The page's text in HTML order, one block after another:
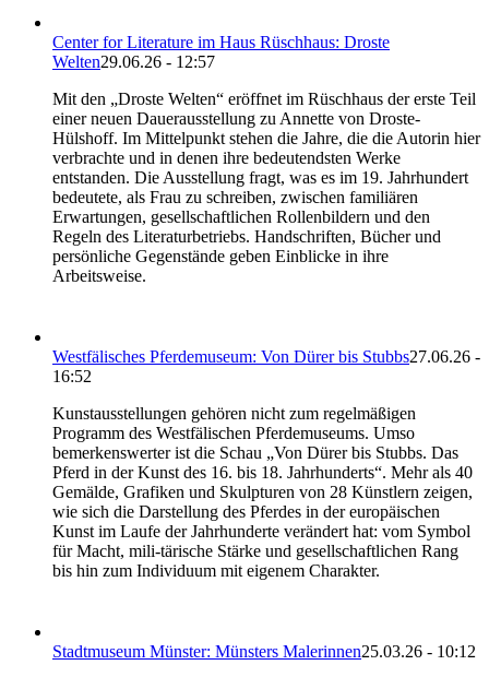
Center for Literature im Haus Rüschhaus: Droste
Welten29.06.26 - 12:57
Mit den „Droste Welten“ eröffnet im Rüschhaus der erste Teil
einer neuen Dauerausstellung zu Annette von Droste-
Hülshoff. Im Mittelpunkt stehen die Jahre, die die Autorin hier
verbrachte und in denen ihre bedeutendsten Werke
entstanden. Die Ausstellung fragt, was es im 19. Jahrhundert
bedeutete, als Frau zu schreiben, zwischen familiären
Erwartungen, gesellschaftlichen Rollenbildern und den
Regeln des Literaturbetriebs. Handschriften, Bücher und
persönliche Gegenstände geben Einblicke in ihre
Arbeitsweise.
Westfälisches Pferdemuseum: Von Dürer bis Stubbs27.06.26 -
16:52
Kunstausstellungen gehören nicht zum regelmäßigen
Programm des Westfälischen Pferdemuseums. Umso
bemerkenswerter ist die Schau „Von Dürer bis Stubbs. Das
Pferd in der Kunst des 16. bis 18. Jahrhunderts“. Mehr als 40
Gemälde, Grafiken und Skulpturen von 28 Künstlern zeigen,
wie sich die Darstellung des Pferdes in der europäischen
Kunst im Laufe der Jahrhunderte verändert hat: vom Symbol
für Macht, mili-tärische Stärke und gesellschaftlichen Rang
bis hin zum Individuum mit eigenem Charakter.
Stadtmuseum Münster: Münsters Malerinnen25.03.26 - 10:12